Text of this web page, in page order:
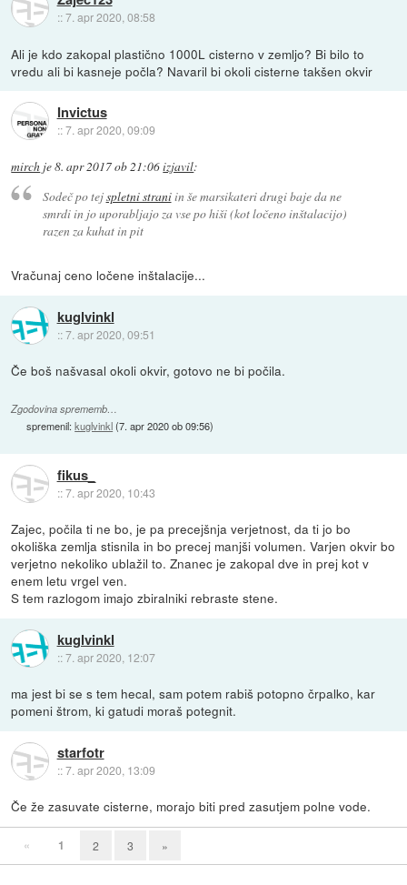
::7. apr 2020, 08:58
Ali je kdo zakopal plastično 1000L cisterno v zemljo? Bi bilo to
vredu ali bi kasneje počla? Navaril bi okoli cisterne takšen okvir
Invictus
::7. apr 2020, 09:09
mirch je8. apr 2017 ob 21:06izjavil:
Sodeč po tejspletni straniin še marsikateri drugi baje da ne
smrdi in jo uporabljajo za vse po hiši (kot ločeno inštalacijo)
razen za kuhat in pit
Vračunaj ceno ločene inštalacije...
kuglvinkl
::7. apr 2020, 09:51
Če boš našvasal okoli okvir, gotovo ne bi počila.
Zgodovina sprememb…
spremenil:kuglvinkl(7. apr 2020 ob 09:56)
fikus_
::7. apr 2020, 10:43
Zajec, počila ti ne bo, je pa precejšnja verjetnost, da ti jo bo
okoliška zemlja stisnila in bo precej manjši volumen. Varjen okvir bo
verjetno nekoliko ublažil to. Znanec je zakopal dve in prej kot v
enem letu vrgel ven.
S tem razlogom imajo zbiralniki rebraste stene.
kuglvinkl
::7. apr 2020, 12:07
ma jest bi se s tem hecal, sam potem rabiš potopno črpalko, kar
pomeni štrom, ki gatudi moraš potegnit.
starfotr
::7. apr 2020, 13:09
Če že zasuvate cisterne, morajo biti pred zasutjem polne vode.
« 1 2 3 »